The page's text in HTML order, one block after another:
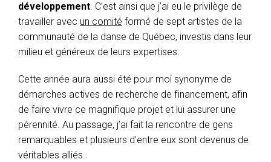
développement. C’est ainsi que j’ai eu le privilège de
travailler avec un comité formé de sept artistes de la
communauté de la danse de Québec, investis dans leur
milieu et généreux de leurs expertises.
Cette année aura aussi été pour moi synonyme de
démarches actives de recherche de financement, afin
de faire vivre ce magnifique projet et lui assurer une
pérennité. Au passage, j’ai fait la rencontre de gens
remarquables et plusieurs d’entre eux sont devenus de
véritables alliés.